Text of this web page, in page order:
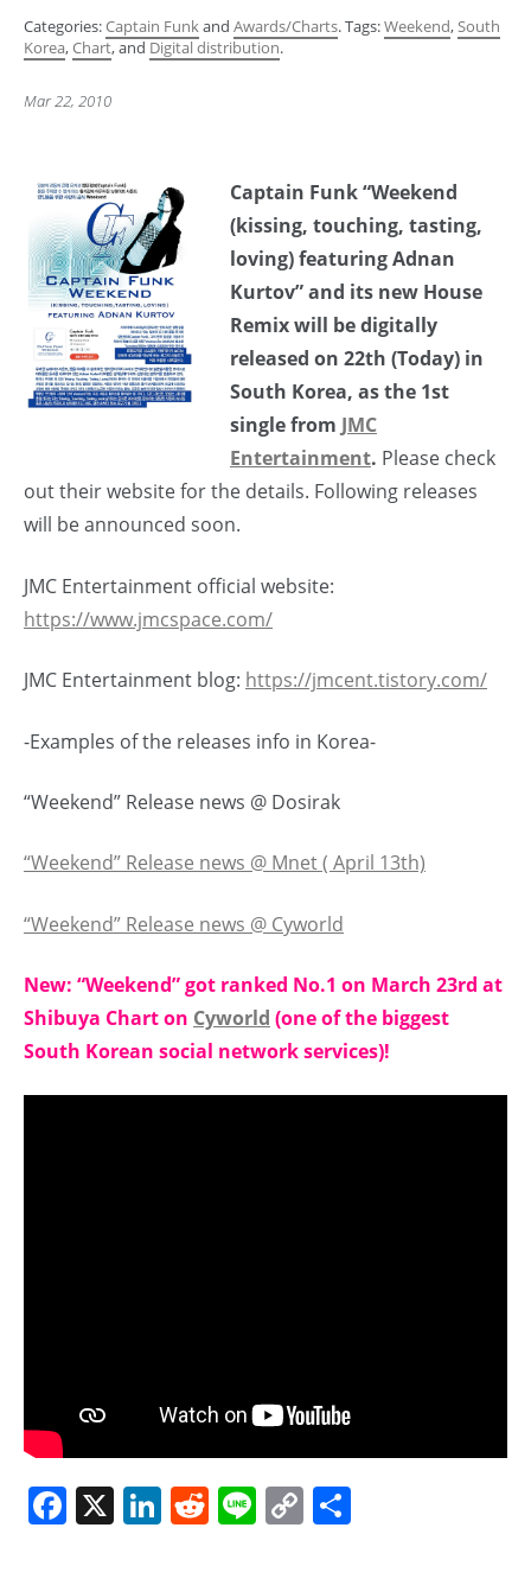
Categories:Captain Funkand Awards/Charts. Tags:Weekend,South
Korea,Chart, and Digital distribution.
Mar 22, 2010
Captain Funk “Weekend
(kissing, touching, tasting,
loving) featuring Adnan
Kurtov” and its new House
Remix will be digitally
released on 22th (Today) in
South Korea, as the 1st
single from JMC
Entertainment. Please check
out their website for the details. Following releases
will be announced soon.
JMC Entertainment official website:
https://www.jmcspace.com/
JMC Entertainment blog: https://jmcent.tistory.com/
-Examples of the releases info in Korea-
“Weekend” Release news @ Dosirak
“Weekend” Release news @ Mnet ( April 13th)
“Weekend” Release news @ Cyworld
New: “Weekend” got ranked No.1 on March 23rd at
Shibuya Chart on Cyworld (one of the biggest
South Korean social network services)!
Facebook
X LinkedIn
Reddit
LineCopy